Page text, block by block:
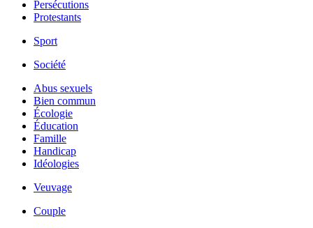
Persécutions
Protestants
Sport
Société
Abus sexuels
Bien commun
Écologie
Éducation
Famille
Handicap
Idéologies
Veuvage
Couple